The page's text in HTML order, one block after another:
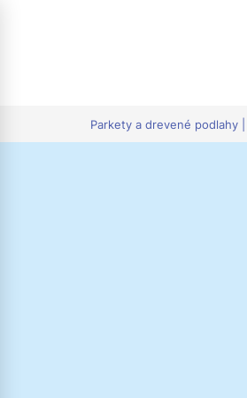
Parkety a drevené podlahy